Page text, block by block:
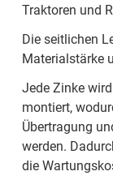
Traktoren und
Die seitlichen
Materialstärke
Jede Zinke
montiert,
Übertragung
werden.
die